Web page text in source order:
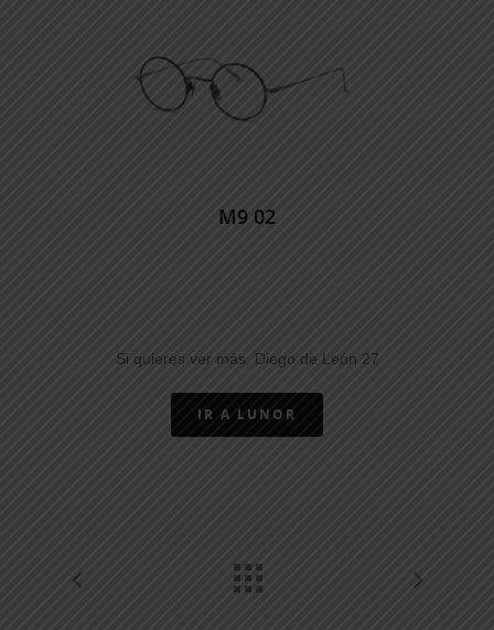
M9 02
Si quieres ver más, Diego de León 27
IR A LUNOR